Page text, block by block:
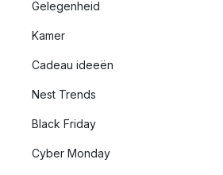
Gelegenheid
Kamer
Cadeau ideeën
Nest Trends
Black Friday
Cyber Monday